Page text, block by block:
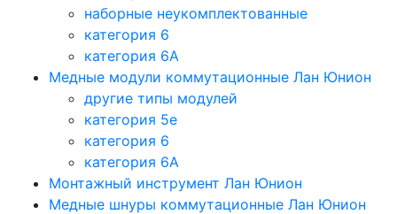
наборные неукомплектованные
категория 6
категория 6A
Медные модули коммутационные Лан Юнион
другие типы модулей
категория 5е
категория 6
категория 6A
Монтажный инструмент Лан Юнион
Медные шнуры коммутационные Лан Юнион